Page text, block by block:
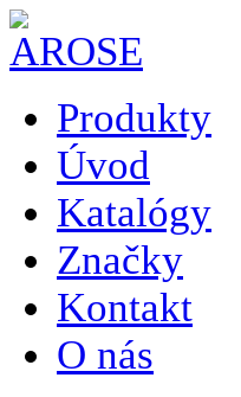
Produkty
Úvod
Katalógy
Značky
Kontakt
O nás